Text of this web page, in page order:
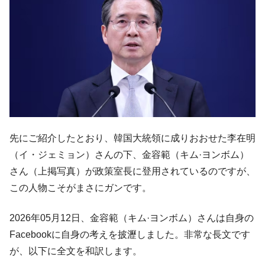
韓国大統領府ボンクラ政策室長が告発され
た ⇒ 国家が行った恐るべき株価操作であり、空前の国政壟
韓国･警察職員が「丸刈りになって抗議活
『Money1』
中国だけが鉄鋼輸出を異常増加させる ⇒ 中
国の過剰生産が世界を蝕む。
『Money1』
韓国製造業「半導体絶好調」のウラで他業
種は全般的「不調」⇒ PSIが示す現況は決して良くない。
『Money1』
【米韓激突案件】韓国消費者院が『クーパ
ン』1人当たり賠償10万ウォンを認定 ⇒ 総額3兆7,000億
『Money1』
韓国型イージス搭載の次世代駆逐艦
「KDDX」1番艦、2032年竣工と公示
『Money1』
【対日本円】ウォン安が急進！ 日米の協調
先にご紹介したとおり、韓国大統領に成りおおせた李在明
（イ・ジェミョン）さんの下、金容範（キム·ヨンボム）
さん（上掲写真）が政策室長に登用されているのですが、
この人物こそがまさにガンです。
2026年05月12日、金容範（キム·ヨンボム）さんは自身の
Facebookに自身の考えを披瀝しました。非常な長文です
が、以下に全文を和訳します。